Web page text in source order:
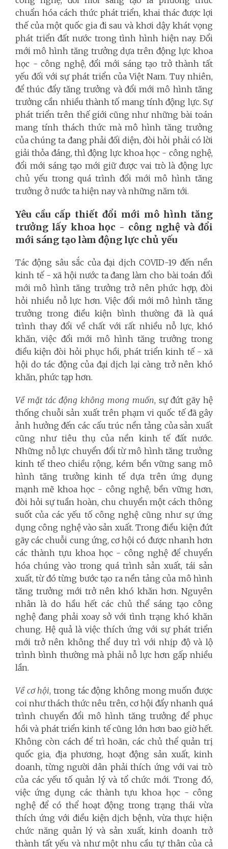
chuẩn hóa cách thức phát triển, khai thác được lợi
thế của một quốc gia đi sau và khơi dậy khát vọng
phát triển đất nước trong tình hình hiện nay. Đổi
mới mô hình tăng trưởng dựa trên động lực khoa
học - công nghệ, đổi mới sáng tạo trở thành tất
yếu đối với sự phát triển của Việt Nam. Tuy nhiên,
để thúc đẩy tăng trưởng và đổi mới mô hình tăng
trưởng cần nhiều thành tố mang tính động lực. Sự
phát triển trên thế giới cũng như những bài toán
mang tính thách thức mà mô hình tăng trưởng
của chúng ta đang phải đối diện, đòi hỏi phải có lời
giải thỏa đáng, thì động lực khoa học - công nghệ,
đổi mới sáng tạo mới giữ được vai trò là động lực
chủ yếu trong quá trình đổi mới mô hình tăng
trưởng ở nước ta hiện nay và những năm tới.
Yêu cầu cấp thiết đổi mới mô hình tăng
trưởng lấy khoa học - công nghệ và đổi
mới sáng tạo làm động lực chủ yếu
Tác động sâu sắc của đại dịch COVID-19 đến nền
kinh tế - xã hội nước ta đang làm cho bài toán đổi
mới mô hình tăng trưởng trở nên phức hợp, đòi
hỏi nhiều nỗ lực hơn. Việc đổi mới mô hình tăng
trưởng trong điều kiện bình thường đã là quá
trình thay đổi về chất với rất nhiều nỗ lực, khó
khăn, việc đổi mới mô hình tăng trưởng trong
điều kiện đòi hỏi phục hồi, phát triển kinh tế - xã
hội do tác động của đại dịch lại càng trở nên khó
khăn, phức tạp hơn.
Về mặt tác động không mong muốn, sự đứt gãy hệ
thống chuỗi sản xuất trên phạm vi quốc tế đã gây
ảnh hưởng đến các cấu trúc nền tảng của sản xuất
cũng như tiêu thụ của nền kinh tế đất nước.
Những nỗ lực chuyển đổi từ mô hình tăng trưởng
kinh tế theo chiều rộng, kém bền vững sang mô
hình tăng trưởng kinh tế dựa trên ứng dụng
mạnh mẽ khoa học - công nghệ, bền vững hơn,
đòi hỏi sự tuần hoàn, chu chuyển một cách thông
suốt của các yếu tố công nghệ cũng như sự ứng
dụng công nghệ vào sản xuất. Trong điều kiện đứt
gãy các chuỗi cung ứng, cơ hội có được nhanh hơn
các thành tựu khoa học - công nghệ để chuyển
hóa chúng vào trong quá trình sản xuất, tái sản
xuất, từ đó từng bước tạo ra nền tảng của mô hình
tăng trưởng mới trở nên khó khăn hơn. Nguyên
nhân là do hầu hết các chủ thể sáng tạo công
nghệ đang phải xoay sở với tình trạng khó khăn
chung. Hệ quả là việc thích ứng với sự phát triển
mới trở nên không thể duy trì với nhịp độ và lộ
trình bình thường mà phải nỗ lực hơn gấp nhiều
lần.
Về cơ hội, trong tác động không mong muốn được
coi như thách thức nêu trên, cơ hội đẩy nhanh quá
trình chuyển đổi mô hình tăng trưởng để phục
hồi và phát triển kinh tế cũng lớn hơn bao giờ hết.
Không còn cách để trì hoãn, các chủ thể quản trị
quốc gia, địa phương, hoạt động sản xuất, kinh
doanh, từng người dân phải thích ứng với vai trò
của các yếu tố quản lý và tổ chức mới. Trong đó,
việc ứng dụng các thành tựu khoa học - công
nghệ để có thể hoạt động trong trạng thái vừa
thích ứng với điều kiện dịch bệnh, vừa thực hiện
chức năng quản lý và sản xuất, kinh doanh trở
thành tất yếu và như một nhu cầu tự thân của cả